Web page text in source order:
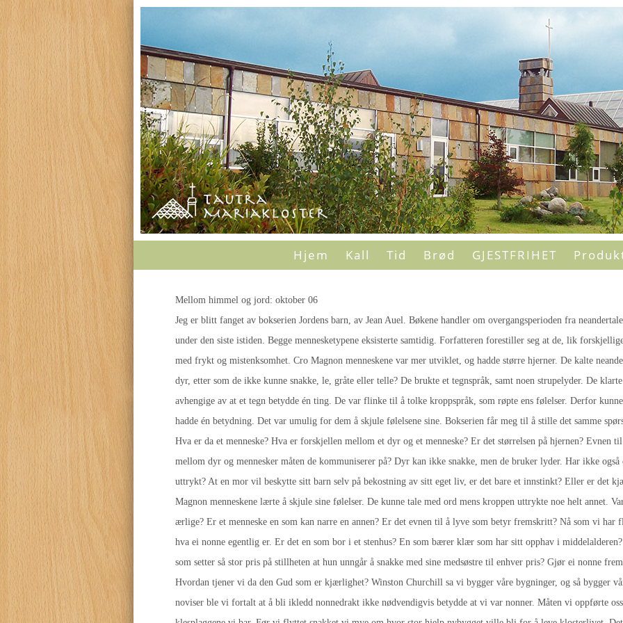
Hjem Kall Tid Brød GJESTFRIHET
Mellom himmel og jord: oktober 06
Jeg er blitt fanget av bokserien Jordens barn, av Jean Auel. Bøkene handler om overgangsperioden fra
under den siste istiden. Begge mennesketypene eksisterte samtidig. Forfatteren forestiller seg at de, lik
med frykt og mistenksomhet. Cro Magnon menneskene var mer utviklet, og hadde større hjerner. De kalte
dyr, etter som de ikke kunne snakke, le, gråte eller telle? De brukte et tegnspråk, samt noen strupelyder. De
avhengige av at et tegn betydde én ting. De var flinke til å tolke kroppspråk, som røpte ens følelser. Derfor
hadde én betydning. Det var umulig for dem å skjule følelsene sine. Bokserien får meg til å stille det samme
Hva er da et menneske? Hva er forskjellen mellom et dyr og et menneske? Er det størrelsen på hjernen? Evnen
mellom dyr og mennesker måten de kommuniserer på? Dyr kan ikke snakke, men de bruker lyder. Har ikke
uttrykt? At en mor vil beskytte sitt barn selv på bekostning av sitt eget liv, er det bare et innstinkt? Eller er det
Magnon menneskene lærte å skjule sine følelser. De kunne tale med ord mens kroppen uttrykte noe helt annet.
ærlige? Er et menneske en som kan narre en annen? Er det evnen til å lyve som betyr fremskritt? Nå som vi
hva ei nonne egentlig er. Er det en som bor i et stenhus? En som bærer klær som har sitt opphav i
som setter så stor pris på stillheten at hun unngår å snakke med sine medsøstre til enhver pris? Gjør ei nonne
Hvordan tjener vi da den Gud som er kjærlighet? Winston Churchill sa vi bygger våre bygninger, og så bygger
noviser ble vi fortalt at å bli ikledd nonnedrakt ikke nødvendigvis betydde at vi var nonner. Måten vi oppførte